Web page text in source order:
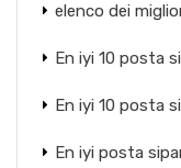
elenco dei
En iyi 10 posta
En iyi 10 posta
En iyi posta